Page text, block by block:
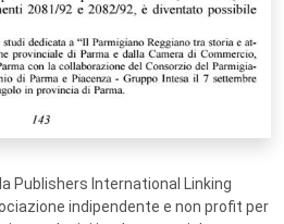
Publishers International Linking
indipendente e non profit per